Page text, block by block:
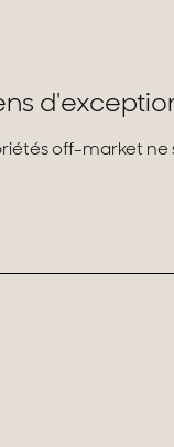
off-market